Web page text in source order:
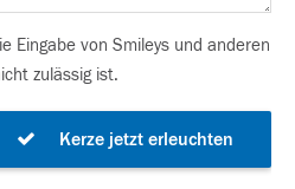
Eingabe von Smileys und anderen
zulässig ist.
Kerze jetzt erleuchten